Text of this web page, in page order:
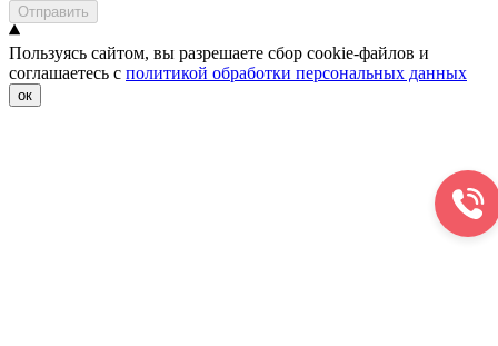
Отправить
Пользуясь сайтом, вы разрешаете сбор cookie-файлов и
соглашаетесь с политикой обработки персональных данных
ок